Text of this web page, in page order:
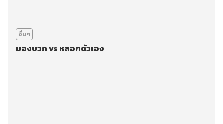
อื่นๆ
มองบวก vs หลอกตัวเอง